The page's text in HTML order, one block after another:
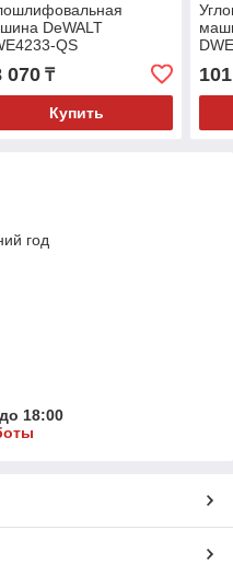
DeWALT
QS
070₸
Купить
год
18:00